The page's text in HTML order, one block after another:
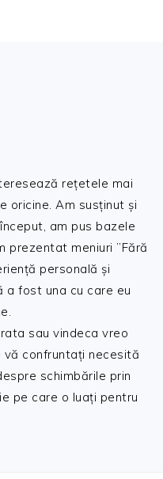
rețetele mai
oricine. Am susținut și
am pus bazele
prezentat meniuri ”Fără
personală și
a fost una cu care eu
sau vindeca vreo
confruntați necesită
schimbările prin
pe care o luați pentru